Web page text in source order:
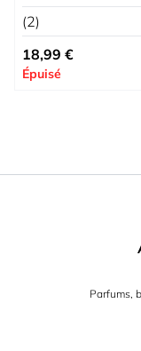
(2)
18,99 €
Épuisé
Parfums,